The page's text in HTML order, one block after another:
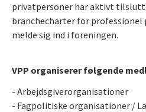
privatpersoner har aktivt
branchecharter for professionel
melde sig ind i foreningen.
VPP organiserer følgende
- Arbejdsgiverorganisationer
- Fagpolitiske organisationer /